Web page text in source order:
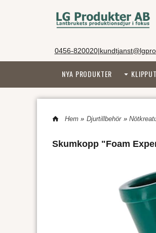
0456-820020|
NYA PRODUKTER
Hem» Djurtillbehör »
Skumkopp "Foam